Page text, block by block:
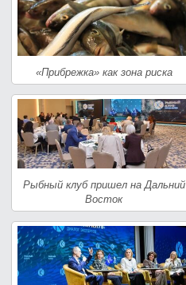
«Прибрежка» как зона риска
Рыбный клуб пришел на Дальний
Восток